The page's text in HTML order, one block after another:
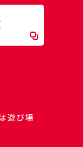
遊び場